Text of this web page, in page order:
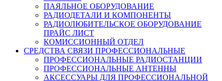
ПАЯЛЬНОЕ ОБОРУДОВАНИЕ
РАДИОДЕТАЛИ И КОМПОНЕНТЫ
РАДИОЛЮБИТЕЛЬСКОЕ ОБОРУДОВАНИЕ
ПРАЙС ЛИСТ
КОМИССИОННЫЙ ОТДЕЛ
СРЕДСТВА СВЯЗИ ПРОФЕССИОНАЛЬНЫЕ
ПРОФЕССИОНАЛЬНЫЕ РАДИОСТАНЦИИ
ПРОФЕССИОНАЛЬНЫЕ АНТЕННЫ
АКСЕССУАРЫ ДЛЯ ПРОФЕССИОНАЛЬНОЙ